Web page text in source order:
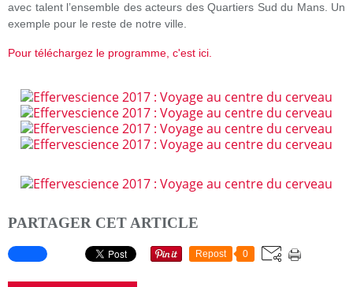
avec talent l’ensemble des acteurs des Quartiers Sud du Mans. Un
exemple pour le reste de notre ville.
Pour téléchargez le programme, c'est ici.
PARTAGER CET ARTICLE
Repost 0